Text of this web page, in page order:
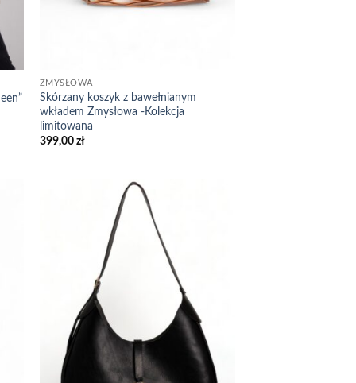
ZMYSŁOWA
Skórzany koszyk z bawełnianym
wkładem Zmysłowa -Kolekcja
limitowana
399,00 zł